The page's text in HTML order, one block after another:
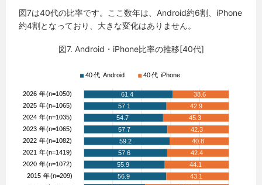
図7は40代の比率です。ここ数年は、Android約6割、iPhone
約4割となっており、大きな変化はありません。
図7. Android・iPhone比率の推移[40代]